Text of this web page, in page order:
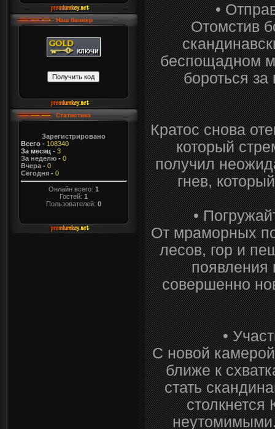
Наш баннер
Статистика
Зарегистрировано
Всего- 108340
За месяц - 3
За неделю- 0
Вчера- 0
Сегодня- 0
Онлайн всего: 1
Гостей: 1
Пользователей: 0
•
Отомстив
беспощадном
бороться
Кратос снова
который
получил
гнев,
•
От мраморных
лесов, гор и
появления
совершенно
•
С новой камерой
ближе к
стать